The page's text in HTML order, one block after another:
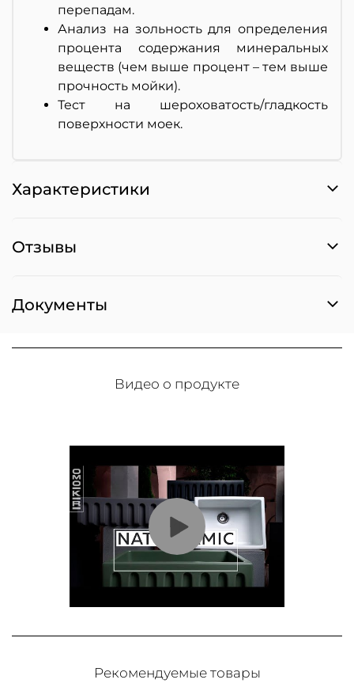
перепадам.
Анализ на зольность для определения
процента содержания минеральных
веществ (чем выше процент – тем выше
прочность мойки).
Тест на шероховатость/гладкость
поверхности моек.
Характеристики
Отзывы
Документы
Видео о продукте
Рекомендуемые товары